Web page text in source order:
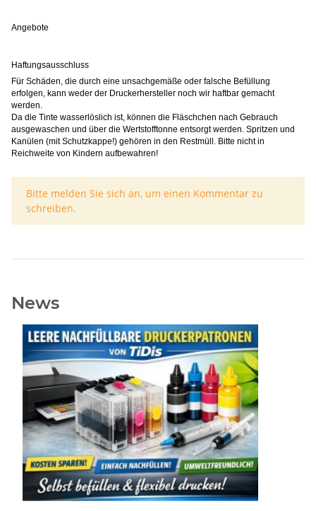
Angebote
Haftungsausschluss
Für Schäden, die durch eine unsachgemäße oder falsche Befüllung
erfolgen, kann weder der Druckerhersteller noch wir haftbar gemacht
werden.
Da die Tinte wasserlöslich ist, können die Fläschchen nach Gebrauch
ausgewaschen und über die Wertstofftonne entsorgt werden. Spritzen und
Kanülen (mit Schutzkappe!) gehören in den Restmüll. Bitte nicht in
Reichweite von Kindern aufbewahren!
x
Bitte melden Sie sich an, um einen Kommentar zu
schreiben.
News